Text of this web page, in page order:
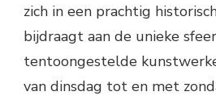
zich in een prachtig
bijdraagt aan de unieke
tentoongestelde
van dinsdag tot en met